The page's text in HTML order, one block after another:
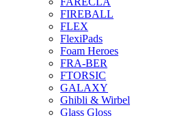
FIREBALL
FLEX
FlexiPads
Foam Heroes
FRA-BER
FTORSIC
GALAXY
Ghibli & Wirbel
Glass Gloss